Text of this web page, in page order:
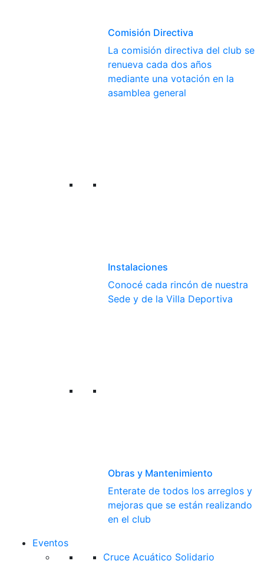
Comisión Directiva
La comisión directiva del club se
renueva cada dos años
mediante una votación en la
asamblea general
Instalaciones
Conocé cada rincón de nuestra
Sede y de la Villa Deportiva
Obras y Mantenimiento
Enterate de todos los arreglos y
mejoras que se están realizando
en el club
Eventos
Cruce Acuático Solidario